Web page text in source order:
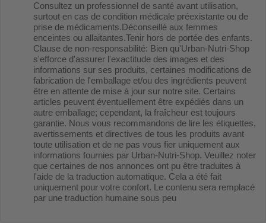
Consultez un professionnel de santé avant utilisation,
surtout en cas de condition médicale préexistante ou de
prise de médicaments.Déconseillé aux femmes
enceintes ou allaitantes.Tenir hors de portée des enfants.
Clause de non-responsabilité: Bien qu'Urban-Nutri-Shop
s'efforce d'assurer l'exactitude des images et des
informations sur ses produits, certaines modifications de
fabrication de l'emballage et/ou des ingrédients peuvent
être en attente de mise à jour sur notre site. Certains
articles peuvent éventuellement être expédiés dans un
autre emballage; cependant, la fraîcheur est toujours
garantie. Nous vous recommandons de lire les étiquettes,
avertissements et directives de tous les produits avant
toute utilisation et de ne pas vous fier uniquement aux
informations fournies par Urban-Nutri-Shop. Veuillez noter
que certaines de nos annonces ont pu être traduites à
l'aide de la traduction automatique. Cela a été fait
uniquement pour votre confort. Le contenu sera remplacé
par une traduction humaine sous peu